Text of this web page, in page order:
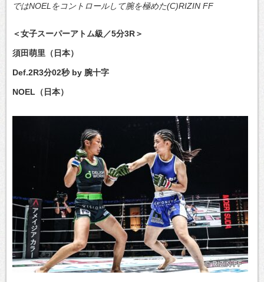
ではNOELをコントロールして腕を極めた(C)RIZIN FF
＜女子スーパーアトム級／5分3R＞
須田萌里（日本）
Def.2R3分02秒 by 腕十字
NOEL（日本）